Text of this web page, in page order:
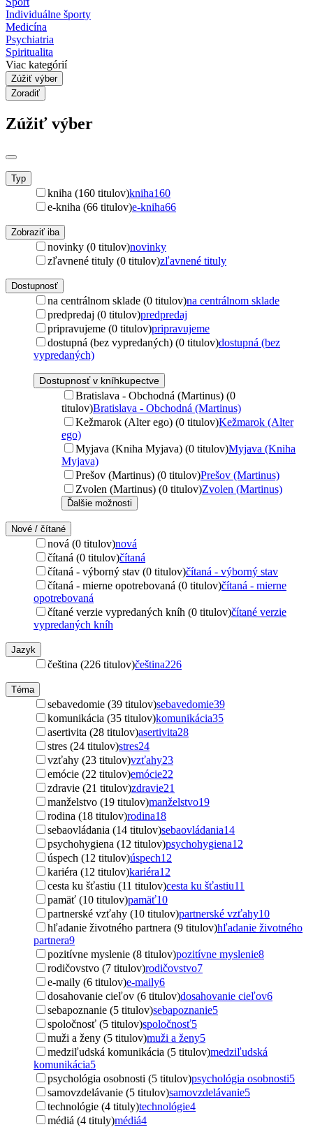
Individuálne športy
Medicína
Psychiatria
Spiritualita
Viac kategórií
Zúžiť výber
Zoradiť
Zúžiť výber
Typ
kniha (160 titulov)kniha160
e-kniha (66 titulov)e-kniha66
Zobraziť iba
novinky (0 titulov)novinky
zľavnené tituly (0 titulov)zľavnené tituly
Dostupnosť
na centrálnom sklade (0 titulov)na centrálnom sklade
predpredaj (0 titulov)predpredaj
pripravujeme (0 titulov)pripravujeme
dostupná (bez vypredaných) (0 titulov)dostupná (bez
vypredaných)
Dostupnosť v kníhkupectve
Bratislava - Obchodná (Martinus) (0
titulov)Bratislava - Obchodná (Martinus)
Kežmarok (Alter ego) (0 titulov)Kežmarok (Alter
ego)
Myjava (Kniha Myjava) (0 titulov)Myjava (Kniha
Myjava)
Prešov (Martinus) (0 titulov)Prešov (Martinus)
Zvolen (Martinus) (0 titulov)Zvolen (Martinus)
Ďalšie možnosti
Nové / čítané
nová (0 titulov)nová
čítaná (0 titulov)čítaná
čítaná - výborný stav (0 titulov)čítaná - výborný stav
čítaná - mierne opotrebovaná (0 titulov)čítaná - mierne
opotrebovaná
čítané verzie vypredaných kníh (0 titulov)čítané verzie
vypredaných kníh
Jazyk
čeština (226 titulov)čeština226
Téma
sebavedomie (39 titulov)sebavedomie39
komunikácia (35 titulov)komunikácia35
asertivita (28 titulov)asertivita28
stres (24 titulov)stres24
vzťahy (23 titulov)vzťahy23
emócie (22 titulov)emócie22
zdravie (21 titulov)zdravie21
manželstvo (19 titulov)manželstvo19
rodina (18 titulov)rodina18
sebaovládania (14 titulov)sebaovládania14
psychohygiena (12 titulov)psychohygiena12
úspech (12 titulov)úspech12
kariéra (12 titulov)kariéra12
cesta ku šťastiu (11 titulov)cesta ku šťastiu11
pamäť (10 titulov)pamäť10
partnerské vzťahy (10 titulov)partnerské vzťahy10
hľadanie životného partnera (9 titulov)hľadanie životného
partnera9
pozitívne myslenie (8 titulov)pozitívne myslenie8
rodičovstvo (7 titulov)rodičovstvo7
e-maily (6 titulov)e-maily6
dosahovanie cieľov (6 titulov)dosahovanie cieľov6
sebapoznanie (5 titulov)sebapoznanie5
spoločnosť (5 titulov)spoločnosť5
muži a ženy (5 titulov)muži a ženy5
medziľudská komunikácia (5 titulov)medziľudská
komunikácia5
psychológia osobnosti (5 titulov)psychológia osobnosti5
samovzdelávanie (5 titulov)samovzdelávanie5
technológie (4 tituly)technológie4
médiá (4 tituly)médiá4